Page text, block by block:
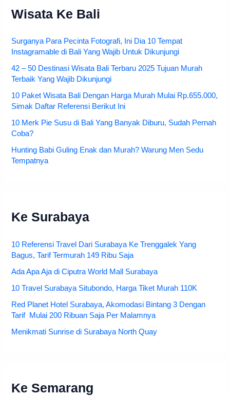
Wisata Ke Bali
Surganya Para Pecinta Fotografi, Ini Dia 10 Tempat
Instagramable di Bali Yang Wajib Untuk Dikunjungi
42 – 50 Destinasi Wisata Bali Terbaru 2025 Tujuan Murah
Terbaik Yang Wajib Dikunjungi
10 Paket Wisata Bali Dengan Harga Murah Mulai Rp.655.000,
Simak Daftar Referensi Berikut Ini
10 Merk Pie Susu di Bali Yang Banyak Diburu, Sudah Pernah
Coba?
Hunting Babi Guling Enak dan Murah? Warung Men Sedu
Tempatnya
Ke Surabaya
10 Referensi Travel Dari Surabaya Ke Trenggalek Yang
Bagus, Tarif Termurah 149 Ribu Saja
Ada Apa Aja di Ciputra World Mall Surabaya
10 Travel Surabaya Situbondo, Harga Tiket Murah 110K
Red Planet Hotel Surabaya, Akomodasi Bintang 3 Dengan
Tarif Mulai 200 Ribuan Saja Per Malamnya
Menikmati Sunrise di Surabaya North Quay
Ke Semarang